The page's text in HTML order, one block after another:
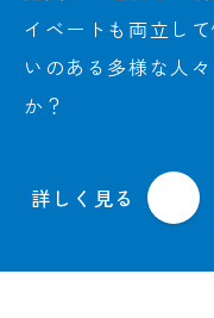
イベートも両立し
いのある多様な人
か？
詳しく見る